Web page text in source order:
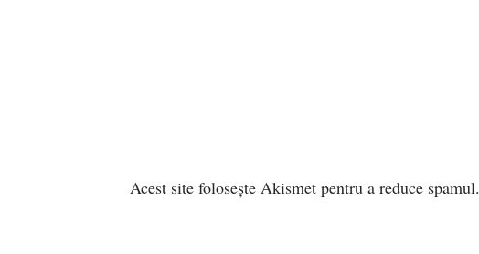
Acest site folosește Akismet pentru a reduce spamul.